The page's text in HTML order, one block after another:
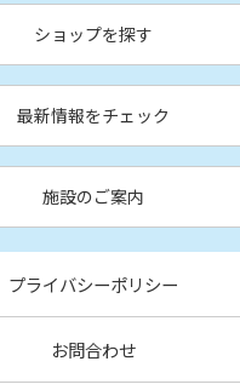
ショップを探す
最新情報をチェック
施設のご案内
プライバシーポリシー
お問合わせ